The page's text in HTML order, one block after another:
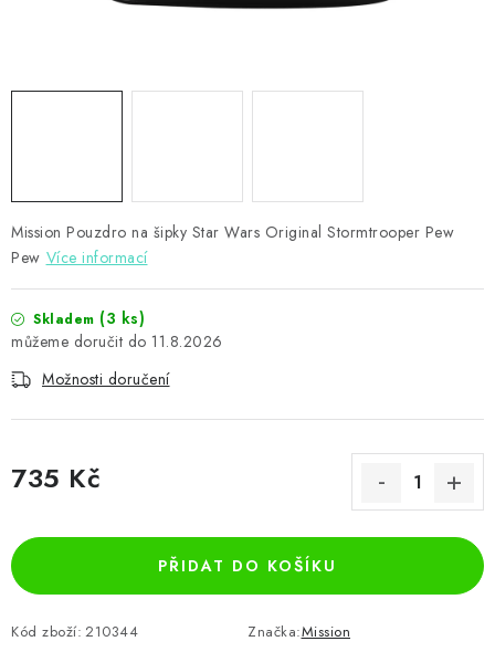
Kontakty Hodnocení obchodu
Mission Pouzdro na šipky Star Wars Original Stormtrooper Pew
Pew Více informací
Skladem (3 ks)
11.8.2026
Možnosti doručení
735 Kč
PŘIDAT DO KOŠÍKU
Kód zboží: 210344 Značka:Mission